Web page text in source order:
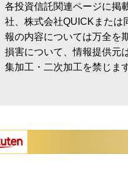
各投資信託関連ページに掲
社、株式会社QUICKまたは
報の内容については万全を
損害について、情報提供元
集加工・二次加工を禁じま